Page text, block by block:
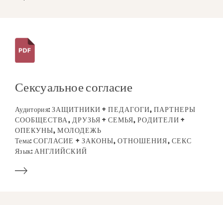
Сексуальное согласие
Аудитория: ЗАЩИТНИКИ + ПЕДАГОГИ, ПАРТНЕРЫ
СООБЩЕСТВА, ДРУЗЬЯ + СЕМЬЯ, РОДИТЕЛИ +
ОПЕКУНЫ, МОЛОДЕЖЬ
Тема:СОГЛАСИЕ + ЗАКОНЫ, ОТНОШЕНИЯ, СЕКС
Язык: АНГЛИЙСКИЙ